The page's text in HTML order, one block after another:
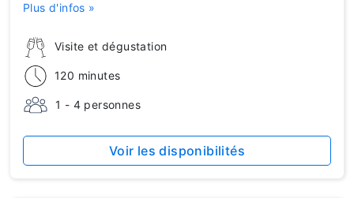
Visite et dégustation
120 minutes
1 - 4 personnes
Plus d'infos »
Voir les disponibilités